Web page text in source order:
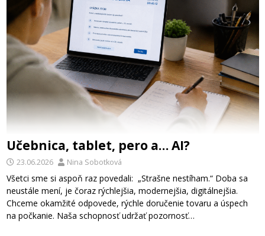
Učebnica, tablet, pero a… AI?
23.06.2026 Nina Sobotková
Všetci sme si aspoň raz povedali: „Strašne nestíham.“ Doba sa
neustále mení, je čoraz rýchlejšia, modernejšia, digitálnejšia.
Chceme okamžité odpovede, rýchle doručenie tovaru a úspech
na počkanie. Naša schopnosť udržať pozornosť…